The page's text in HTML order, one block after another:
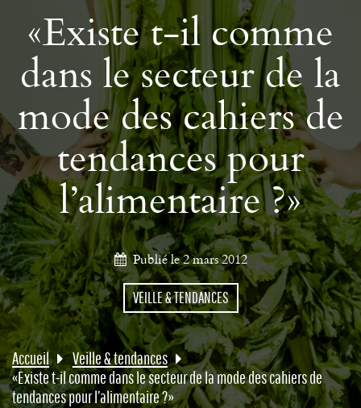
«Existe t-il comme
dans le secteur de la
mode des cahiers de
tendances pour
l’alimentaire ?»
Publié le 2 mars 2012
VEILLE & TENDANCES
Accueil
Veille & tendances
«Existe t-il comme dans le secteur de la mode des cahiers de
tendances pour l’alimentaire ?»